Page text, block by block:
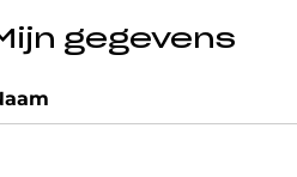
gegevens